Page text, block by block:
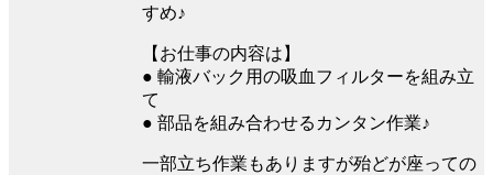
すめ♪
【お仕事の内容は】
● 輸液バック用の吸血フィルターを組み立
て
● 部品を組み合わせるカンタン作業♪
一部立ち作業もありますが殆どが座っての